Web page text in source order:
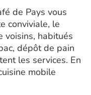
de Pays vous
conviviale, le
voisins, habitués
dépôt de pain
les services. En
mobile